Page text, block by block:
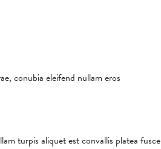
conubia eleifend nullam eros
turpis aliquet est convallis platea fusce